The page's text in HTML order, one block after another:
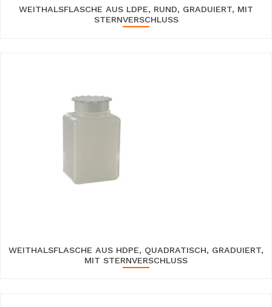
WEITHALSFLASCHE AUS LDPE, RUND, GRADUIERT, MIT
STERNVERSCHLUSS
WEITHALSFLASCHE AUS HDPE, QUADRATISCH, GRADUIERT,
MIT STERNVERSCHLUSS